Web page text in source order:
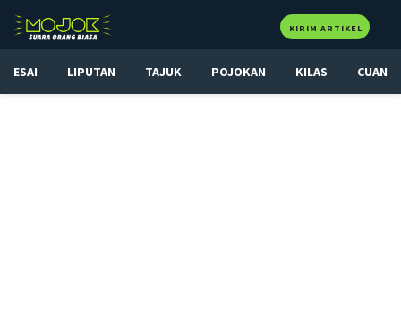
KIRIM ARTIKEL
ESAI LIPUTAN TAJUK POJOKAN KILAS CUAN